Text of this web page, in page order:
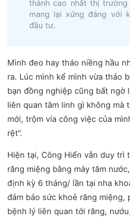
thành cao nhất thị
mang lại xứng đáng với
đầu tư.
Mình đeo hay tháo niềng hầu
ra. Lúc mình kể mình vừa tháo
bạn đồng nghiệp cũng bất ngờ
liên quan tâm linh gì không mà
mới, trộm vía công việc của
rệt”.
Hiện tại, Công Hiển vẫn duy trì
răng miệng bằng máy tăm
định kỳ 6 tháng/ lần tại nha
đảm bảo sức khoẻ răng miệng,
bệnh lý liên quan tới răng,